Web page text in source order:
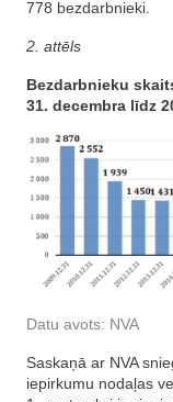
778 bezdarbnieki.
2. attēls
Bezdarbnieku
31. decembra līdz
Datu avots: NVA
Saskaņā ar NVA
iepirkumu nodaļas